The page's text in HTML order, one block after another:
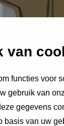
van
functies voor
gebruik van
gegevens
basis van uw